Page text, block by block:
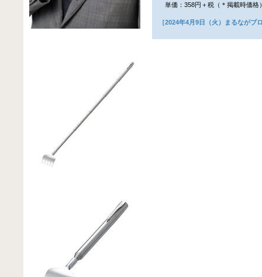
単価：358円＋税（＊掲載時価格
［2024年4月9日（火）まるながブ